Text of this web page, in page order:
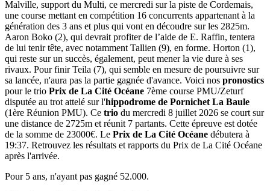
Malville, support du Multi, ce mercredi sur la piste de Cordemais,
une course mettant en compétition 16 concurrents appartenant à la
génération des 3 ans et plus qui vont en découdre sur les 2825m.
Aaron Boko (2), qui devrait profiter de l’aide de E. Raffin, tentera
de lui tenir tête, avec notamment Tallien (9), en forme. Horton (1),
qui reste sur un succès, également, peut mener la vie dure à ses
rivaux. Pour finir Teila (7), qui semble en mesure de poursuivre sur
sa lancée, n'aura pas la partie gagnée d'avance. Voici nos pronostics
pour le trio Prix de La Cité Océane 7ème course PMU/Zeturf
disputée au trot attelé sur l'hippodrome de Pornichet La Baule
(1ère Réunion PMU). Ce trio du mercredi 8 juillet 2026 se court sur
une distance de 2725m et réunit 7 partants. Cette épreuve est dotée
de la somme de 23000€. Le Prix de La Cité Océane débutera à
19:37. Retrouvez les résultats et rapports du Prix de La Cité Océane
après l'arrivée.
Pour 5 ans, n'ayant pas gagné 52.000.